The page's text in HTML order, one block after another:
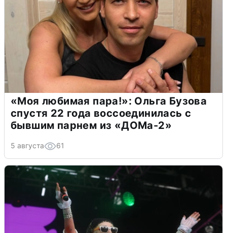
«Моя любимая пара!»: Ольга Бузова
спустя 22 года воссоединилась с
бывшим парнем из «ДОМа-2»
5 августа 61